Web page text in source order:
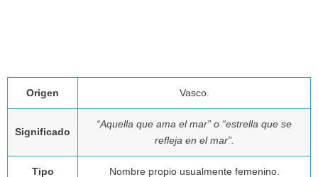
Origen Vasco.
Significado
“Aquella que ama el mar” o “estrella que se
refleja en el mar”.
Tipo Nombre propio usualmente femenino.